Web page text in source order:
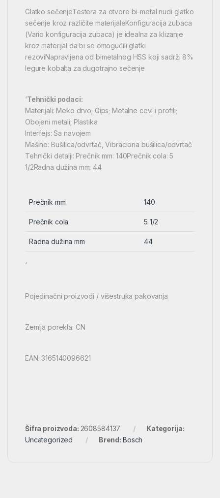
Glatko sečenjeTestera za otvore bi-metal nudi glatko
sečenje kroz različite materijaleKonfiguracija zubaca
(Vario konfiguracija zubaca) je idealna za klizanje
kroz materijal da bi se omogućili glatki
rezoviNapravljena od bimetalnog HSS koji sadrži 8%
legure kobalta za dugotrajno sečenje
‘Tehnički podaci:
Materijali: Meko drvo; Gips; Metalne cevi i profili;
Obojeni metali; Plastika
Interfejs: Sa navojem
Mašine: Bušilica/odvrtač, Vibraciona bušilica/odvrtač
Tehnički detalji: Prečnik mm: 140Prečnik cola: 5
1/2Radna dužina mm: 44
Prečnik mm 140
Prečnik cola 5 1/2
Radna dužina mm 44
‘
Pojedinačni proizvodi / višestruka pakovanja
Zemlja porekla: CN
EAN: 3165140096621
Šifra proizvoda: 2608584137
Kategorija:
Uncategorized
Brend: Bosch